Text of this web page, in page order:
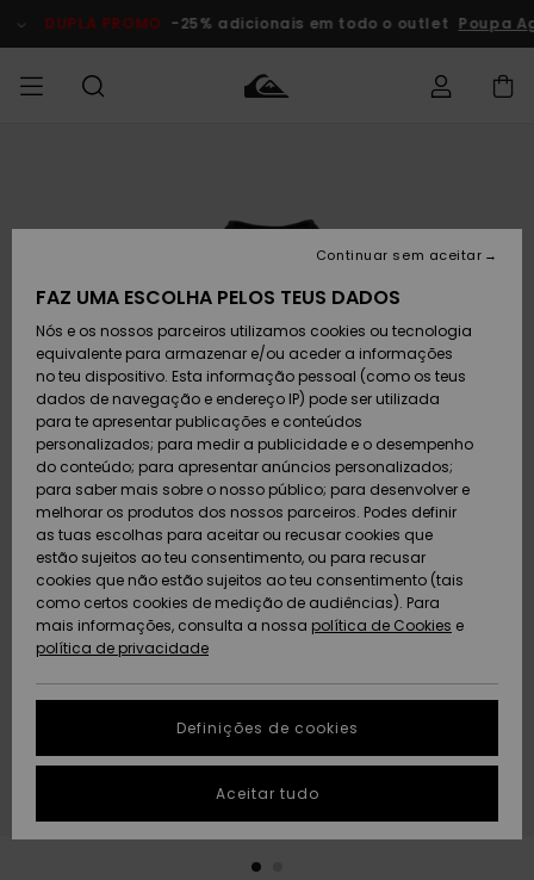
do
DUPLA PROMO -25% adicionais em todo o outlet Poupa
Calçado e
chinelos
Surfe/água
Snow
Artigos
recém-
chegados
Coleções
MENINO
Calçado e
chinelos
Surfe/água
Neve
Artigos
recém-
chegados
Highlights
MULHER
chegados
Highlights
Snow
SURF
Crianças
Highlights
Community
SNOW
Artigos
Criança
Snow Shop
Feminino
Highlights
Community
DUPLA
PROMO
Criança
Outlet
Mulher
AJUDA
Devoluções
Pagamento
Cartão
presente
Quiksilver
Freedom
Protecção de
dados
Guia de
tamanhos
conversa para
obteres a
resposta mais
rápida à tua
SUSTAINABILITY
PRESENTE
FAZ UMA ESCOLHA PELOS TEUS DADOS
Nós e os nossos parceiros utilizamos cookies ou tecnologia
equivalente para armazenar e/ou aceder a informações
no teu dispositivo. Esta informação pessoal (como os teus
dados de navegação e endereço IP) pode ser utilizada
para te apresentar publicações e conteúdos
personalizados; para medir a publicidade e o desempenho
do conteúdo; para apresentar anúncios personalizados;
para saber mais sobre o nosso público; para desenvolver e
melhorar os produtos dos nossos parceiros. Podes definir
as tuas escolhas para aceitar ou recusar cookies que
estão sujeitos ao teu consentimento, ou para recusar
cookies que não estão sujeitos ao teu consentimento (tais
como certos cookies de medição de audiências). Para
mais informações, consulta a nossa política de Cookies e
política de privacidade
Definições de cookies
Continuar sem aceitar
Aceitar tudo